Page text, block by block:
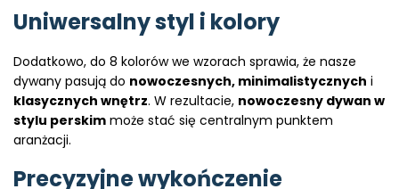
Uniwersalny styl i kolory
Dodatkowo, do 8 kolorów we wzorach sprawia, że nasze
dywany pasują do nowoczesnych, minimalistycznych i
klasycznych wnętrz. W rezultacie, nowoczesny dywan w
stylu perskim może stać się centralnym punktem
aranżacji.
Precyzyjne wykończenie